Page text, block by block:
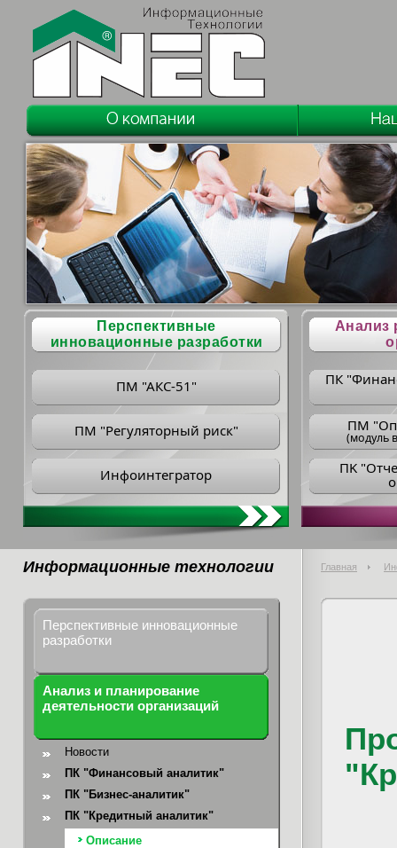
Перспективные
инновационные разработки
ПМ "АКС-51"
ПМ "Регуляторный риск"
Инфоинтегратор
Анализ
ПК
ПM
(модуль
ПK
Информационные технологии Главная
Перспективные инновационные
разработки
Анализ и планирование
деятельности организаций
Новости
ПК "Финансовый аналитик"
ПК "Бизнес-аналитик"
ПК "Кредитный аналитик"
Описание